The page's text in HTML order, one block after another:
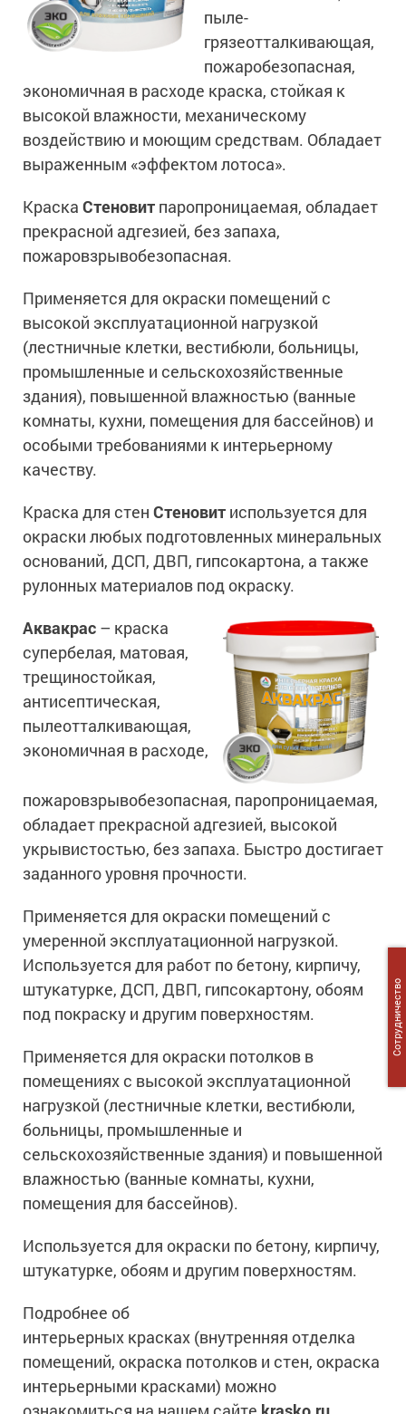
Ингибиторы коррозии
Растворители и разбавители для металла
Сопутствующие товары
Сопутствующие товары
Пищевая промышленность
Нефтегазовая промышленность
Сопутствующие товары
Жидкая теплоизоляция
Для фасада
Сопутствующие товары
Экологичные материалы
Для бетонных полов
Для металла
Для дерева
Для интерьеров
Сопутствующие товары
Антистатические покрытия
Для бетона
Промышленные покрытия
Промышленные полы
Ремонт промышленных полов
Защита железобетонных конструкций
Промышленные металлоконструкции
Промышленное оборудование
Промышленные ремонтные покрытия для металла
Промышленные стены
Сопутствующие товары
Холодное цинкование
Грунтовки для холодного цинкования
Молотковые эмали
Для металла
Сопутствующие товары
Антикоррозионная защита
Толстослойные грунт-эмали
Алюминиевые краски
Сопутствующие товары
Морозостойкие краски
Морозостойкие краски для бетонных полов
Морозостойкие краски для металла
Морозостойкие краски для фасада
Сопутствующие товары
пыле-
грязеотталкивающая,
пожаробезопасная,
экономичная в расходе краска, стойкая к
высокой влажности, механическому
воздействию и моющим средствам. Обладает
выраженным «эффектом лотоса».
Краска Стеновит паропроницаемая, обладает
прекрасной адгезией, без запаха,
пожаровзрывобезопасная.
Применяется для окраски помещений с
высокой эксплуатационной нагрузкой
(лестничные клетки, вестибюли, больницы,
промышленные и сельскохозяйственные
здания), повышенной влажностью (ванные
комнаты, кухни, помещения для бассейнов) и
особыми требованиями к интерьерному
качеству.
Краска для стен Стеновит используется для
окраски любых подготовленных минеральных
оснований, ДСП, ДВП, гипсокартона, а также
рулонных материалов под окраску.
Аквакрас – краска
супербелая, матовая,
трещиностойкая,
антисептическая,
пылеотталкивающая,
экономичная в расходе,
пожаровзрывобезопасная, паропроницаемая,
обладает прекрасной адгезией, высокой
укрывистостью, без запаха. Быстро достигает
заданного уровня прочности.
Применяется для окраски помещений с
умеренной эксплуатационной нагрузкой.
Используется для работ по бетону, кирпичу,
штукатурке, ДСП, ДВП, гипсокартону, обоям
под покраску и другим поверхностям.
Применяется для окраски потолков в
помещениях с высокой эксплуатационной
нагрузкой (лестничные клетки, вестибюли,
больницы, промышленные и
сельскохозяйственные здания) и повышенной
влажностью (ванные комнаты, кухни,
помещения для бассейнов).
Используется для окраски по бетону, кирпичу,
штукатурке, обоям и другим поверхностям.
Подробнее об
интерьерных красках (внутренняя отделка
помещений, окраска потолков и стен, окраска
интерьерными красками) можно
Сотрудничество